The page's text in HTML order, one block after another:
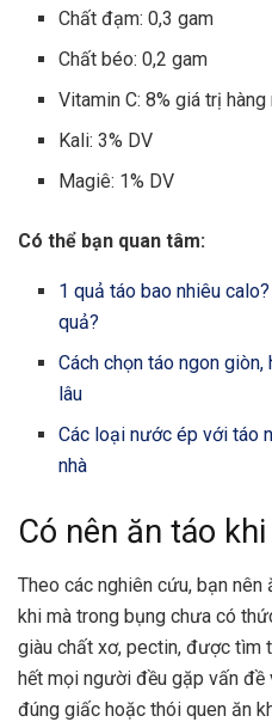
Chất đạm: 0,3 gam
Chất béo: 0,2 gam
Vitamin C: 8% giá trị hàng
Kali: 3% DV
Magiê: 1% DV
Có thể bạn quan tâm:
1 quả táo bao nhiêu
quả?
Cách chọn táo ngon
lâu
Các loại nước ép với táo
nhà
Có nên ăn táo
Theo các nghiên cứu, bạn nên
khi mà trong bụng chưa có
giàu chất xơ, pectin, được tìm
hết mọi người đều gặp vấn đề
đúng giấc hoặc thói quen ăn